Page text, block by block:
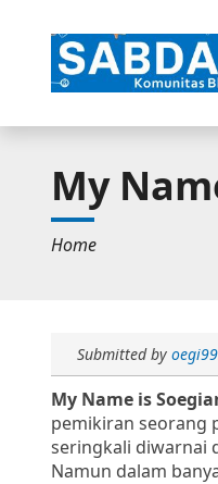
My
Home
Submitted by
My Name is
pemikiran seorang
seringkali diwarnai
Namun dalam